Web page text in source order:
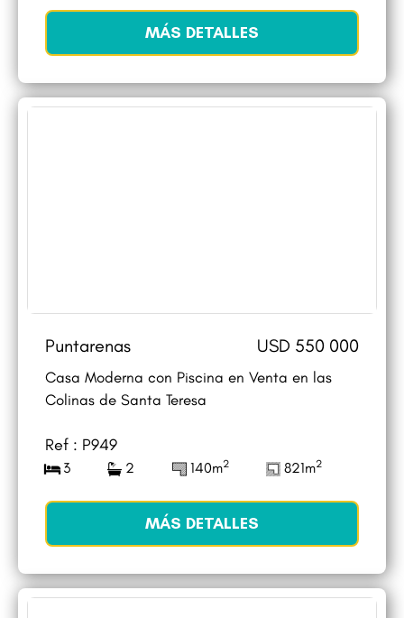
MÁS DETALLES
Puntarenas USD 550 000
Casa Moderna con Piscina en Venta en las
Colinas de Santa Teresa
Ref : P949
3 2 140m2 821m2
MÁS DETALLES